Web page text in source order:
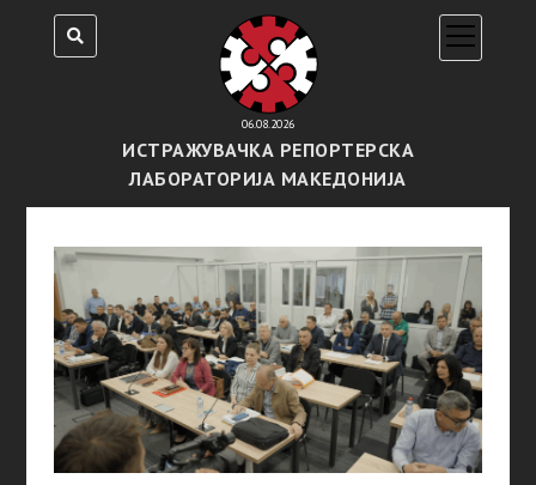
06.08.2026
ИСТРАЖУВАЧКА РЕПОРТЕРСКА
ЛАБОРАТОРИЈА МАКЕДОНИЈА
open
menu